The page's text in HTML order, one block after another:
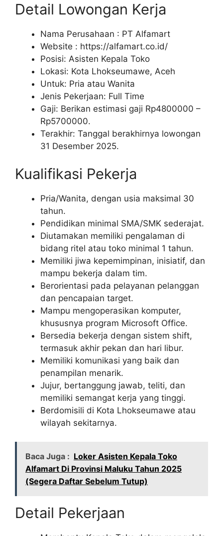
Detail Lowongan Kerja
Nama Perusahaan : PT Alfamart
Website : https://alfamart.co.id/
Posisi: Asisten Kepala Toko
Lokasi: Kota Lhokseumawe, Aceh
Untuk: Pria atau Wanita
Jenis Pekerjaan: Full Time
Gaji: Berikan estimasi gaji Rp4800000 –
Rp5700000.
Terakhir: Tanggal berakhirnya lowongan
31 Desember 2025.
Kualifikasi Pekerja
Pria/Wanita, dengan usia maksimal 30
tahun.
Pendidikan minimal SMA/SMK sederajat.
Diutamakan memiliki pengalaman di
bidang ritel atau toko minimal 1 tahun.
Memiliki jiwa kepemimpinan, inisiatif, dan
mampu bekerja dalam tim.
Berorientasi pada pelayanan pelanggan
dan pencapaian target.
Mampu mengoperasikan komputer,
khususnya program Microsoft Office.
Bersedia bekerja dengan sistem shift,
termasuk akhir pekan dan hari libur.
Memiliki komunikasi yang baik dan
penampilan menarik.
Jujur, bertanggung jawab, teliti, dan
memiliki semangat kerja yang tinggi.
Berdomisili di Kota Lhokseumawe atau
wilayah sekitarnya.
Baca Juga : Loker Asisten Kepala Toko
Alfamart Di Provinsi Maluku Tahun 2025
(Segera Daftar Sebelum Tutup)
Detail Pekerjaan